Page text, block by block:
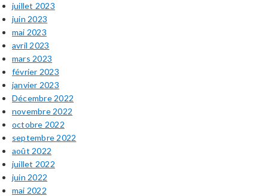
juillet 2023
juin 2023
mai 2023
avril 2023
mars 2023
février 2023
janvier 2023
Décembre 2022
novembre 2022
octobre 2022
septembre 2022
août 2022
juillet 2022
juin 2022
mai 2022